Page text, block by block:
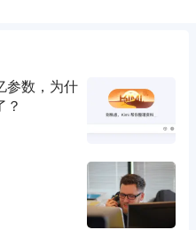
参数，为什
？